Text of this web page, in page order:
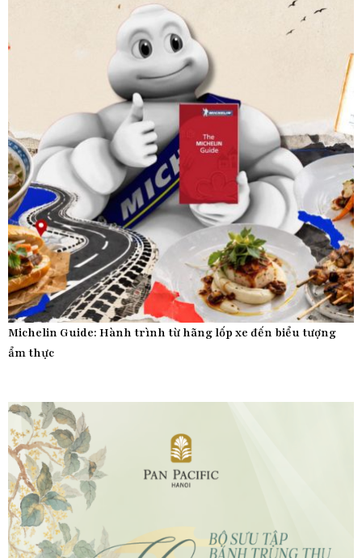
Michelin Guide: Hành trình từ hãng lốp xe đến biểu tượng
ẩm thực